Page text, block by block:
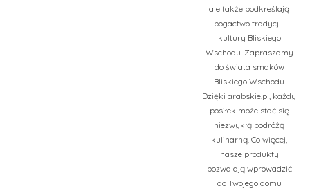
ale także podkreślają
bogactwo tradycji i
kultury Bliskiego
Wschodu. Zapraszamy
do świata smaków
Bliskiego Wschodu
Dzięki arabskie.pl, każdy
posiłek może stać się
niezwykłą podróżą
kulinarną. Co więcej,
nasze produkty
pozwalają wprowadzić
do Twojego domu